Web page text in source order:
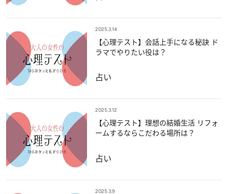
2025.3.14
【心理テスト】会話上手になる秘訣 ド
ラマでやりたい役は？
占い
2025.3.12
【心理テスト】理想の結婚生活 リフォ
ームするならこだわる場所は？
占い
2025.3.9